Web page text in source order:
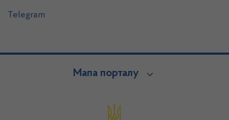
Telegram
Мапа порталу